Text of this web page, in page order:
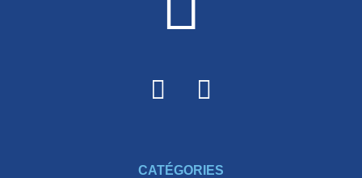
CATÉGORIES